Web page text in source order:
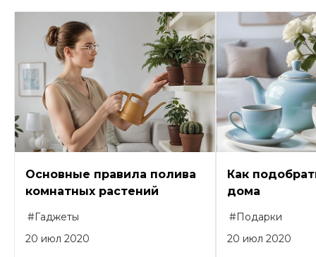
Основные правила полива
комнатных растений
#Гаджеты
20 июл 2020
Как
дома
#Подарки
20 июл 2020